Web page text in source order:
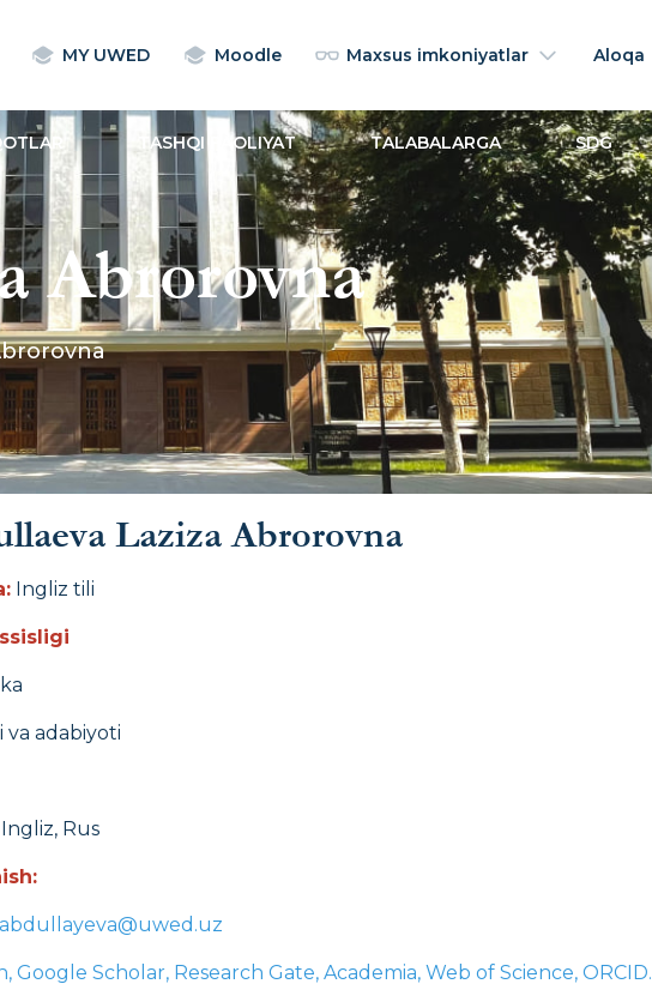
MY UWED Moodle Maxsus imkoniyatlar Aloqa
TASHQI FAOLIYAT TALABALARGA SDG
Abrorovna
Laziza Abrorovna
Ingliz tili
va adabiyoti
Rus
labdullayeva@uwed.uz
Google Scholar, Research Gate, Academia, Web of Science, ORCID.